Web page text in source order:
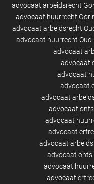
advocaat arbeidsrecht
advocaat huurrecht
advocaat arbeidsrecht
advocaat huurrecht
advocaat
advocaat
advocaat
advocaat
advocaat
advocaat
advocaat
advocaat
advocaat
advocaat
advocaat
advocaat